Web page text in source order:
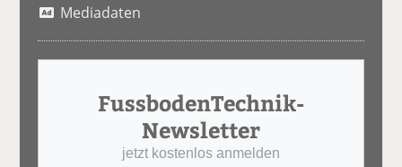
Mediadaten
FussbodenTechnik-
Newsletter
jetzt kostenlos anmelden